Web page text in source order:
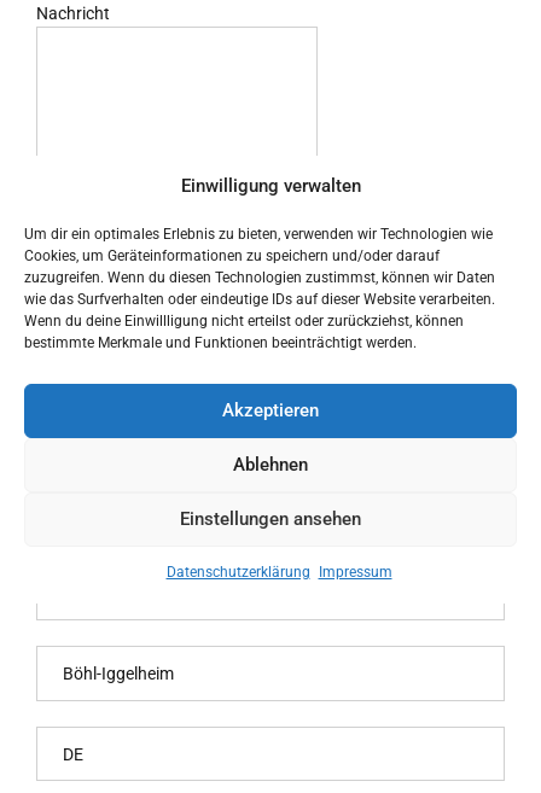
Einwilligung verwalten
Um dir ein optimales Erlebnis zu bieten, verwenden wir Technologien wie
Cookies, um Geräteinformationen zu speichern und/oder darauf
zuzugreifen. Wenn du diesen Technologien zustimmst, können wir Daten
wie das Surfverhalten oder eindeutige IDs auf dieser Website verarbeiten.
Wenn du deine Einwillligung nicht erteilst oder zurückziehst, können
bestimmte Merkmale und Funktionen beeinträchtigt werden.
Akzeptieren
Ablehnen
Einstellungen ansehen
Datenschutzerklärung Impressum
Nachricht
Ich habe die
Datenschutzerklärung zur
Kenntnis genommen